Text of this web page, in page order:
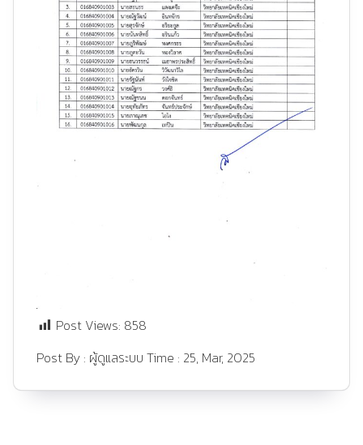
Post Views: 858
Post By : ผู้ดูแลระบบ Time : 25, Mar, 2025